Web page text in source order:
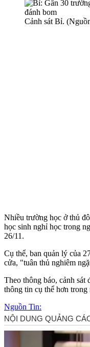
Cảnh sát Bỉ.
Nhiều trường học ở thủ
học sinh nghỉ học trong
26/11.
Cụ thể, ban quản lý của
cửa, "tuân thủ nghiêm
Theo thông báo, cảnh sát
thông tin cụ thể hơn trong
Nguồn Tin: